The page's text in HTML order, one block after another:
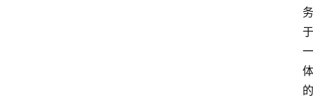
务
于
一
体
的